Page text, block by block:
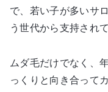
で、若い子が多いサ
う世代から支持され
ムダ毛だけでなく、
っくりと向き合って